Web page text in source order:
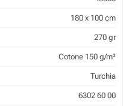
180 x 100 cm
270 gr
Cotone 150 g/m²
Turchia
6302 60 00